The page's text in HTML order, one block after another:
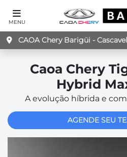
MENU
CAOA Chery Barigüi - Cascavel
Caoa Chery
Hybrid
A evolução híbrida e
AGENDE SEU